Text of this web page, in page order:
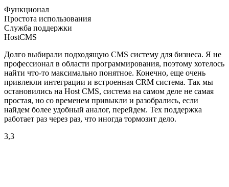
Функционал
Простота использования
Служба поддержки
HostCMS
Долго выбирали подходящую CMS систему для бизнеса. Я не
профессионал в области программирования, поэтому хотелось
найти что-то максимально понятное. Конечно, еще очень
привлекли интеграции и встроенная CRM система. Так мы
остановились на Host CMS, система на самом деле не самая
простая, но со временем привыкли и разобрались, если
найдем более удобный аналог, перейдем. Тех поддержка
работает раз через раз, что иногда тормозит дело.
3,3